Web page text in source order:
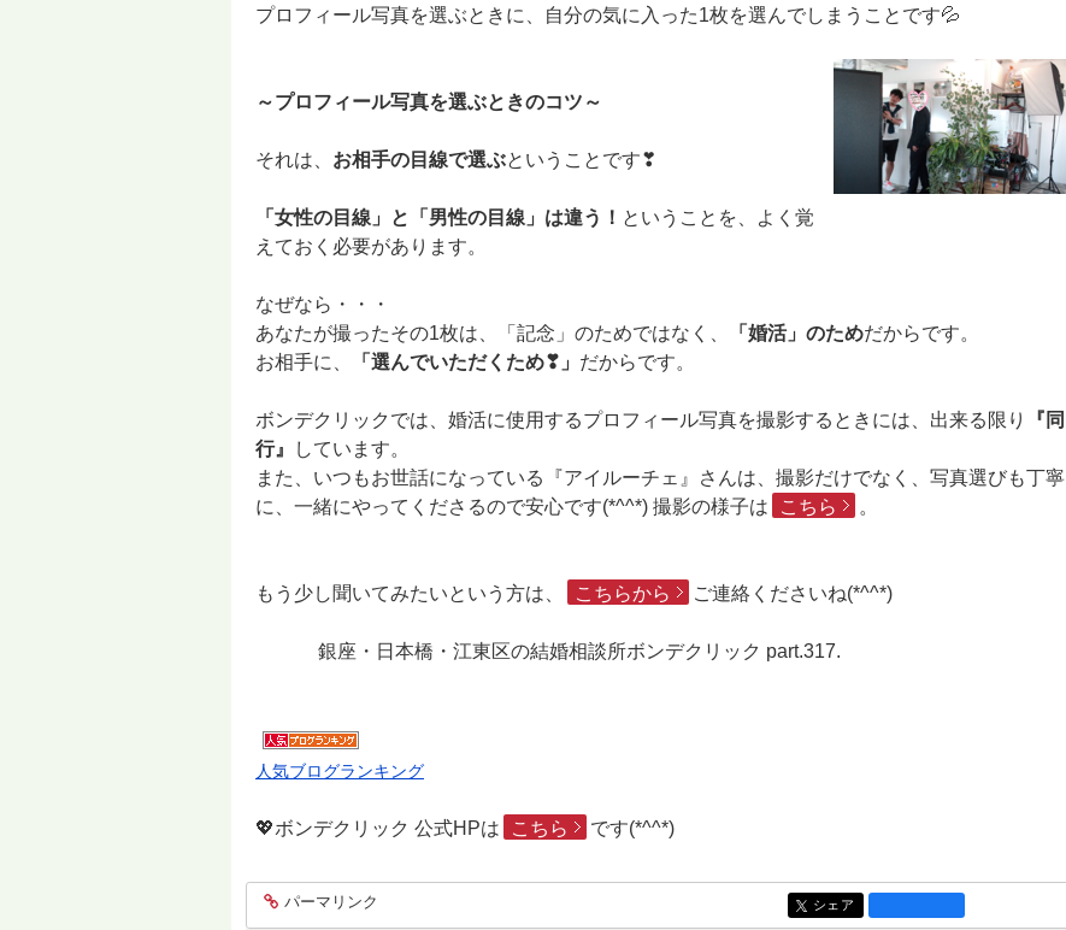
プロフィール写真を選ぶときに、自分の気に入った1枚を選んでしまうことです💦
～プロフィール写真を選ぶときのコツ～
それは、 お相手の目線で選ぶということです❣
「女性の目線」と「男性の目線」は違う！ ということを、よく覚
えておく必要があります。
なぜなら・・・
あなたが撮ったその1枚は、「記念」のためではなく、
「婚活」のためだからです。
お相手に、
「選んでいただくため❣」 だからです。
ボンデクリックでは、婚活に使用するプロフィール写真を撮影するときには、出来る限り
『同
行』
しています。
また、いつもお世話になっている『アイルーチェ』さんは、撮影だけでなく、写真選びも丁寧
に、一緒にやってくださるので安心です(*^^*) 撮影の様子は
こちら 。
もう少し聞いてみたいという方は、 こちらから ご連絡くださいね(*^^*)
銀座・日本橋・江東区の結婚相談所ボンデクリック part.317.
人気ブログランキング
💖ボンデクリック 公式HPは こちら です(*^^*)
entry1873
パーマリンク entry1873
シェア